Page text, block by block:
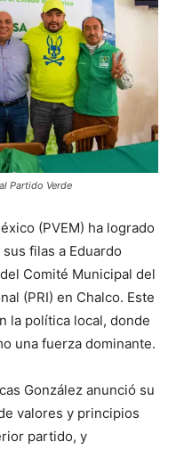
Partido Verde
(PVEM) ha logrado
filas a Eduardo
Comité Municipal del
(PRI) en Chalco. Este
la política local, donde
una fuerza dominante.
González anunció su
valores y principios
partido, y